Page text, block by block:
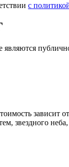
с
зависит
звездного